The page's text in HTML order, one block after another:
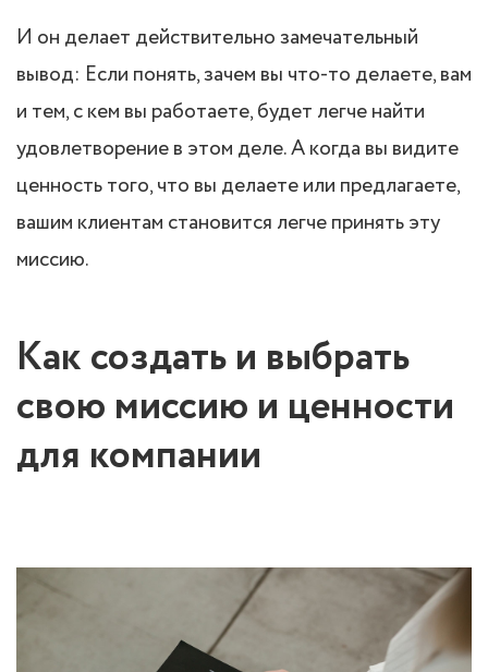
И он делает действительно замечательный
вывод: Если понять, зачем вы что-то делаете, вам
и тем, с кем вы работаете, будет легче найти
удовлетворение в этом деле. А когда вы видите
ценность того, что вы делаете или предлагаете,
вашим клиентам становится легче принять эту
миссию.
Как создать и выбрать
свою миссию и ценности
для компании